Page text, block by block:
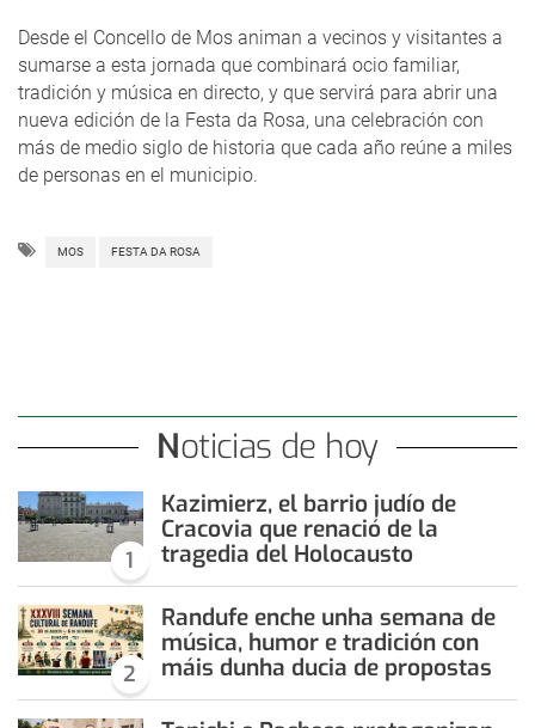
Desde el Concello de Mos animan a vecinos y visitantes a
sumarse a esta jornada que combinará ocio familiar,
tradición y música en directo, y que servirá para abrir una
nueva edición de la Festa da Rosa, una celebración con
más de medio siglo de historia que cada año reúne a miles
de personas en el municipio.
MOS FESTA DA ROSA
Noticias de hoy
1
Kazimierz, el barrio judío de
Cracovia que renació de la
tragedia del Holocausto
2
Randufe enche unha semana de
música, humor e tradición con
máis dunha ducia de propostas